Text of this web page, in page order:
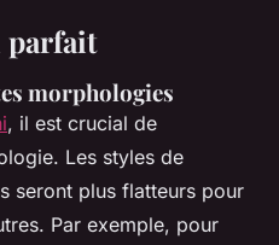
parfait
morphologies
, il est crucial de
Les styles de
seront plus flatteurs pour
Par exemple, pour